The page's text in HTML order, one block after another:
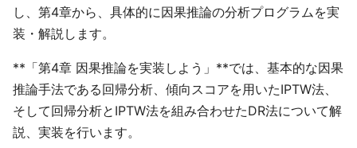
し、第4章から、具体的に因果推論の分析プログラムを実
装・解説します。
**「第4章 因果推論を実装しよう」**では、基本的な因果
推論手法である回帰分析、傾向スコアを用いたIPTW法、
そして回帰分析とIPTW法を組み合わせたDR法について解
説、実装を行います。